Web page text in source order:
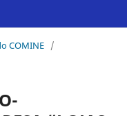
COMINE /